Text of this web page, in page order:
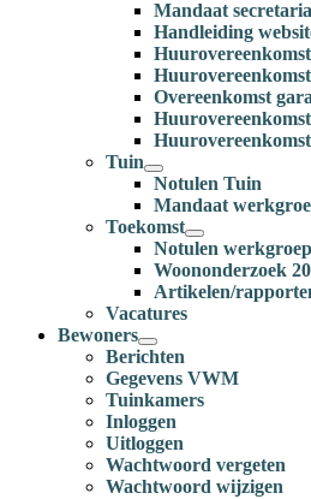
Mandaat
Handleiding
Overeenkomst
Tuin
Notulen Tuin
Mandaat
Toekomst
Notulen
Woononderzoek
Artikelen/
Vacatures
Bewoners
Berichten
Gegevens VWM
Tuinkamers
Inloggen
Uitloggen
Wachtwoord vergeten
Wachtwoord wijzigen